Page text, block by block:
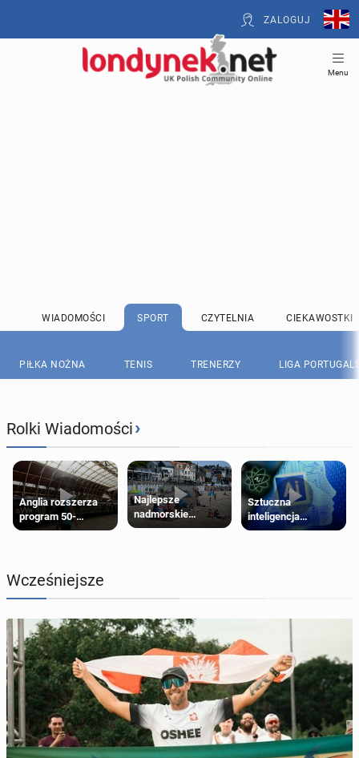
ZALOGUJ
Menu
WIADOMOŚCI SPORT CZYTELNIA CIEKAWOSTKI
PIŁKA NOŻNA TENIS TRENERZY LIGA
Rolki Wiadomości›
Anglia rozszerza
program 50-
procentowych
Najlepsze
nadmorskie
miasteczko blisko
Sztuczna
inteligencja
próbowała oszukać
Wcześniejsze